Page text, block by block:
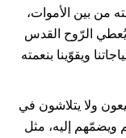
من بين الأموات،
يُعطي الرّوح القدس
ويقوّينا بنعمته
ولا يتلاشون في
ويضمّهم إليه، مثل